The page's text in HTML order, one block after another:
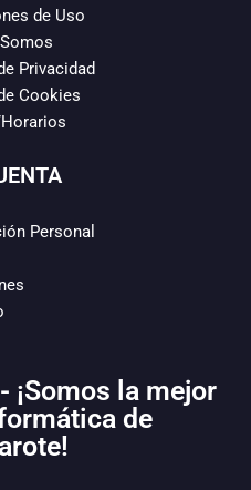
de Uso
Privacidad
Cookies
Personal
¡Somos la mejor
de